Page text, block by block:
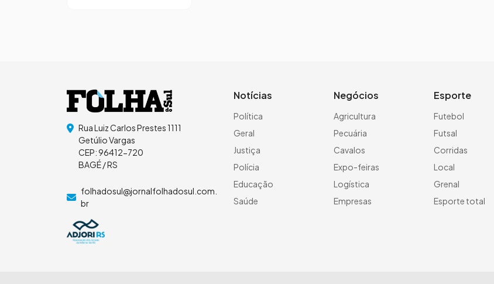
Rua Luiz Carlos Prestes 1111
Getúlio Vargas
CEP: 96412-720
BAGÉ / RS
folhadosul@jornalfolhadosul.com.
br
Notícias
Política
Geral
Justiça
Polícia
Educação
Saúde
Negócios
Agricultura
Pecuária
Cavalos
Expo-feiras
Logística
Empresas
Esporte
Futebol
Futsal
Corridas
Local
Grenal
Esporte total